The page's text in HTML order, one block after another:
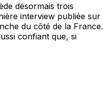
désormais trois
interview publiée sur
du côté de la France.
confiant que, si